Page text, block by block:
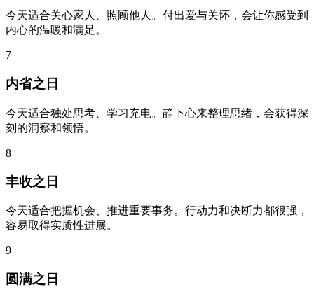
今天适合关心家人、照顾他人。付出爱与关怀，会让你感受到
内心的温暖和满足。
7
内省之日
今天适合独处思考、学习充电。静下心来整理思绪，会获得深
刻的洞察和领悟。
8
丰收之日
今天适合把握机会、推进重要事务。行动力和决断力都很强，
容易取得实质性进展。
9
圆满之日